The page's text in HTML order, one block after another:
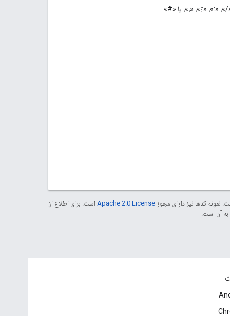
نمونه کدها نیز دارای مجوز Apache 2.0 License است. برای اطلاع از